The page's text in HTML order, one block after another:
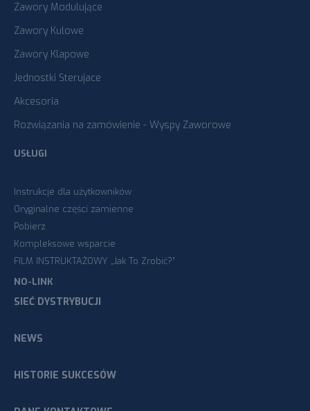
Zawory Modulujące
Zawory Kulowe
Zawory Klapowe
Jednostki Sterujace
Akcesoria
Rozwiązania na zamówienie - Wyspy Zaworowe
USŁUGI
Instrukcje dla użytkowników
Oryginalne części zamienne
Pobierz
Kompleksowe wsparcie
FILM INSTRUKTAŻOWY „Jak To Zrobić?”
NO-LINK
SIEĆ DYSTRYBUCJI
NEWS
HISTORIE SUKCESÓW